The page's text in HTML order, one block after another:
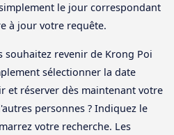
le jour correspondant
à jour votre requête.
souhaitez revenir de Krong Poi
sélectionner la date
et réserver dès maintenant votre
personnes ? Indiquez le
votre recherche. Les